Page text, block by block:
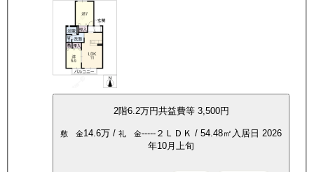
2階6.2万円共益費等 3,500円
敷 金14.6万 / 礼 金----- ２ＬＤＫ / 54.48㎡ 入居日 2026
年10月上旬